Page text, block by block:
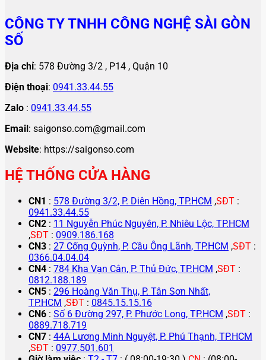
CÔNG TY TNHH CÔNG NGHỆ SÀI GÒN
SỐ
Địa chỉ: 578 Đường 3/2 , P14 , Quận 10
Điện thoại: 0941.33.44.55
Zalo : 0941.33.44.55
Email: saigonso.com@gmail.com
Website: https://saigonso.com
HỆ THỐNG CỬA HÀNG
CN1 : 578 Đường 3/2, P. Diên Hồng, TP.HCM ,SĐT :
0941.33.44.55
CN2 : 11 Nguyễn Phúc Nguyên, P. Nhiêu Lộc, TP.HCM
,SĐT : 0909.186.168
CN3 : 27 Cống Quỳnh, P. Cầu Ông Lãnh, TP.HCM ,SĐT :
0366.04.04.04
CN4 : 784 Kha Vạn Cân, P. Thủ Đức, TP.HCM ,SĐT :
0812.188.189
CN5 : 296 Hoàng Văn Thụ, P. Tân Sơn Nhất,
TP.HCM ,SĐT : 0845.15.15.16
CN6 : Số 6 Đường 297, P. Phước Long, TP.HCM ,SĐT :
0889.718.719
CN7 : 44A Lương Minh Nguyệt, P. Phú Thạnh, TP.HCM
,SĐT : 0977.501.601